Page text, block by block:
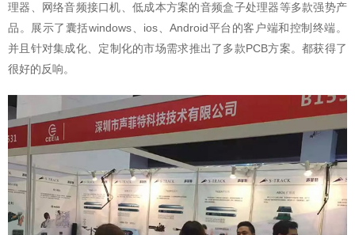
理器、网络音频接口机、低成本方案的音频盒子处理器等多款强势产
品。展示了囊括windows、ios、Android平台的客户端和控制终端。
并且针对集成化、定制化的市场需求推出了多款PCB方案。都获得了
很好的反响。